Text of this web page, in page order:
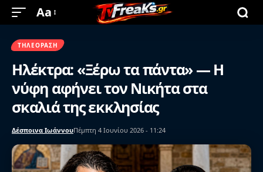
Aa
ΤΗΛΕΌΡΑΣΗ
Ηλέκτρα: «Ξέρω τα πάντα» — Η
νύφη αφήνει τον Νικήτα στα
σκαλιά της εκκλησίας
Δέσποινα ΙωάννουΠέμπτη 4 Ιουνίου 2026 - 11:24